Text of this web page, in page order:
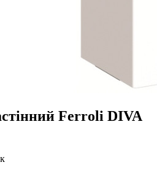
Ferroli DIVA